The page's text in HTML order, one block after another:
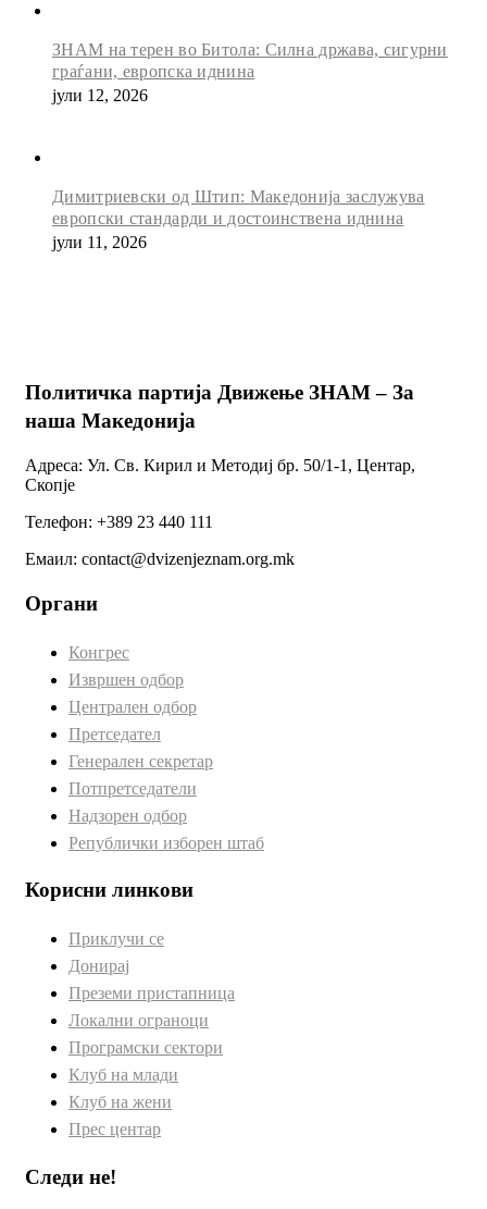
ЗНАМ на терен во Битола: Силна држава, сигурни
граѓани, европска иднина
јули 12, 2026
Димитриевски од Штип: Македонија заслужува
европски стандарди и достоинствена иднина
јули 11, 2026
Политичка партија Движење ЗНАМ – За
наша Македонија
Адреса: Ул. Св. Кирил и Методиј бр. 50/1-1, Центар,
Скопје
Телефон: +389 23 440 111
Емаил: contact@dvizenjeznam.org.mk
Органи
Конгрес
Извршен одбор
Централен одбор
Претседател
Генерален секретар
Потпретседатели
Надзорен одбор
Републички изборен штаб
Корисни линкови
Приклучи се
Донирај
Преземи пристапница
Локални ограноци
Програмски сектори
Клуб на млади
Клуб на жени
Прес центар
Следи не!